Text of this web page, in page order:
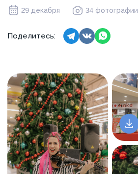
29 декабря 34 фотографии
Поделитесь: